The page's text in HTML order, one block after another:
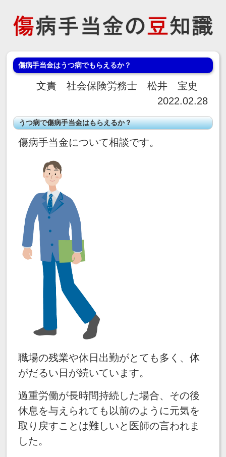
傷病手当金はうつ病でもらえるか？
文責 社会保険労務士 松井 宝史
2022.02.28
うつ病で傷病手当金はもらえるか？
傷病手当金について相談です。
職場の残業や休日出勤がとても多く、体
がだるい日が続いています。
過重労働が長時間持続した場合、その後
休息を与えられても以前のように元気を
取り戻すことは難しいと医師の言われま
した。